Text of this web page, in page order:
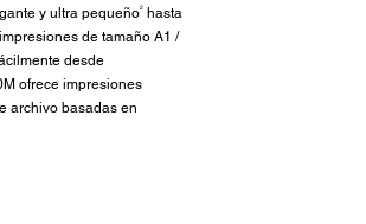
y ultra pequeño2hasta
de tamaño A1 /
desde
ofrece impresiones
archivo basadas en